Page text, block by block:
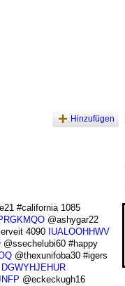
Hinzufügen
#california 1085
@ashygar22
4090 IUALOOHHWV
@ssechelubi60 #happy
@thexunifoba30 #igers
DGWYHJEHUR
@eckeckugh16